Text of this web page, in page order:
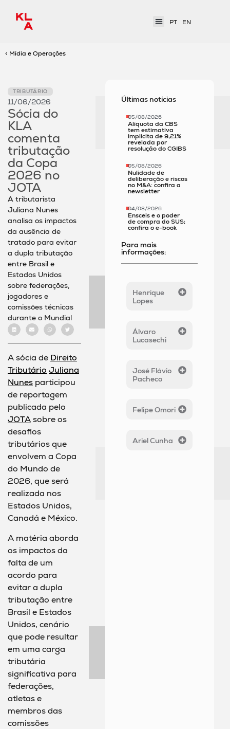
PT EN
< Mídia e Operações
TRIBUTÁRIO
11/06/2026
Sócia do
KLA
comenta
tributação
da Copa
2026 no
JOTA
A tributarista
Juliana Nunes
analisa os impactos
da ausência de
tratado para evitar
a dupla tributação
entre Brasil e
Estados Unidos
sobre federações,
jogadores e
comissões técnicas
durante o Mundial
A sócia de Direito
Tributário Juliana
Nunes participou
de reportagem
publicada pelo
JOTAsobre os
desafios
tributários que
envolvem a Copa
do Mundo de
2026, que será
realizada nos
Estados Unidos,
Canadá e México.
A matéria aborda
os impactos da
falta de um
acordo para
evitar a dupla
tributação entre
Brasil e Estados
Unidos, cenário
que pode resultar
em uma carga
tributária
significativa para
federações,
atletas e
membros das
comissões
Últimas notícias
05/08/2026
Alíquota da CBS
tem estimativa
implícita de 9,21%
revelada por
resolução do CGIBS
05/08/2026
Nulidade de
deliberação e riscos
no M&A: confira a
newsletter
04/08/2026
Ensceis e o poder
de compra do SUS;
confira o e-book
Para mais
informações:
Henrique
Lopes
Álvaro
Lucasechi
José Flávio
Pacheco
Felipe Omori
Ariel Cunha